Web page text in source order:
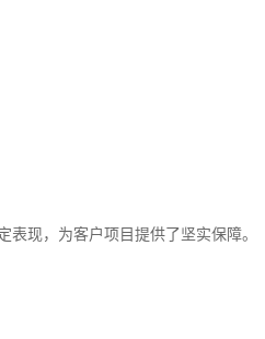
现，为客户项目提供了坚实保障。